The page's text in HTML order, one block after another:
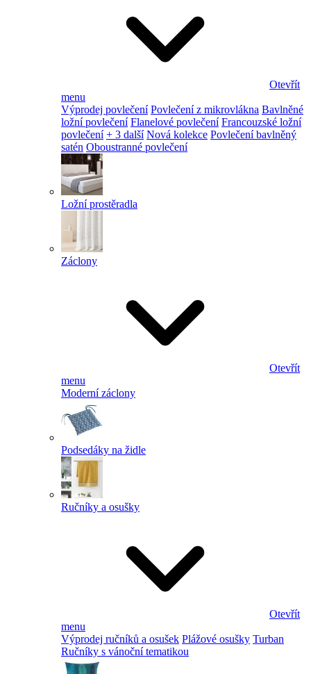
Otevřít
menu
Výprodej povlečení Povlečení z mikrovlákna Bavlněné
ložní povlečení Flanelové povlečení Francouzské ložní
povlečení + 3 další Nová kolekce Povlečení bavlněný
satén Oboustranné povlečení
Ložní prostěradla
Záclony
Otevřít
menu
Moderní záclony
Podsedáky na židle
Ručníky a osušky
Otevřít
menu
Výprodej ručníků a osušek Plážové osušky Turban
Ručníky s vánoční tematikou